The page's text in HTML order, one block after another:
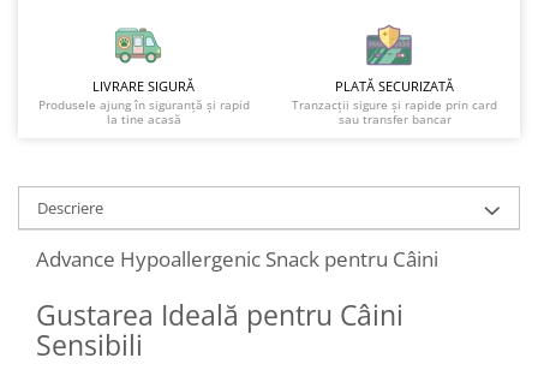
LIVRARE SIGURĂ
Produsele ajung în siguranță și rapid
la tine acasă
PLATĂ SECURIZATĂ
Tranzacții sigure și rapide prin card
sau transfer bancar
Descriere
Advance Hypoallergenic Snack pentru Câini
Gustarea Ideală pentru Câini
Sensibili